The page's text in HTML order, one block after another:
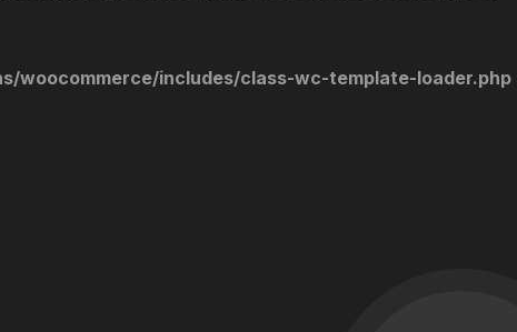
woocommerce/includes/class-wc-template-loader.php